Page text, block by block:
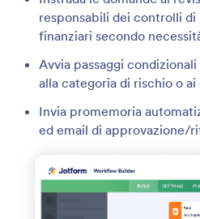
responsabili dei controlli
finanziari secondo
Avvia passaggi
alla categoria di rischio o
Invia promemoria
ed email di approvazione/